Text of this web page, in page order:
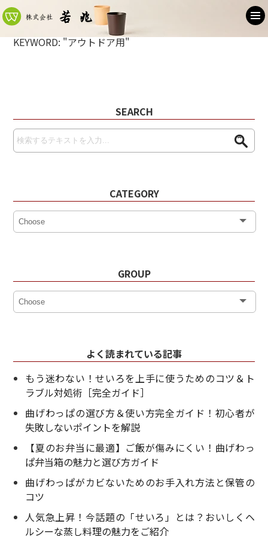
KEYWORD: "アウトドア用"
SEARCH
CATEGORY
GROUP
よく読まれている記事
もう迷わない！せいろを上手に使うためのコツ＆ト
ラブル対処術［完全ガイド］
曲げわっぱの選び方＆使い方完全ガイド！初心者が
失敗しないポイントを解説
【夏のお弁当に最適】ご飯が傷みにくい！曲げわっ
ぱ弁当箱の魅力と選び方ガイド
曲げわっぱがカビないためのお手入れ方法と保管の
コツ
人気急上昇！今話題の「せいろ」とは？おいしくヘ
ルシーな蒸し料理の魅力をご紹介